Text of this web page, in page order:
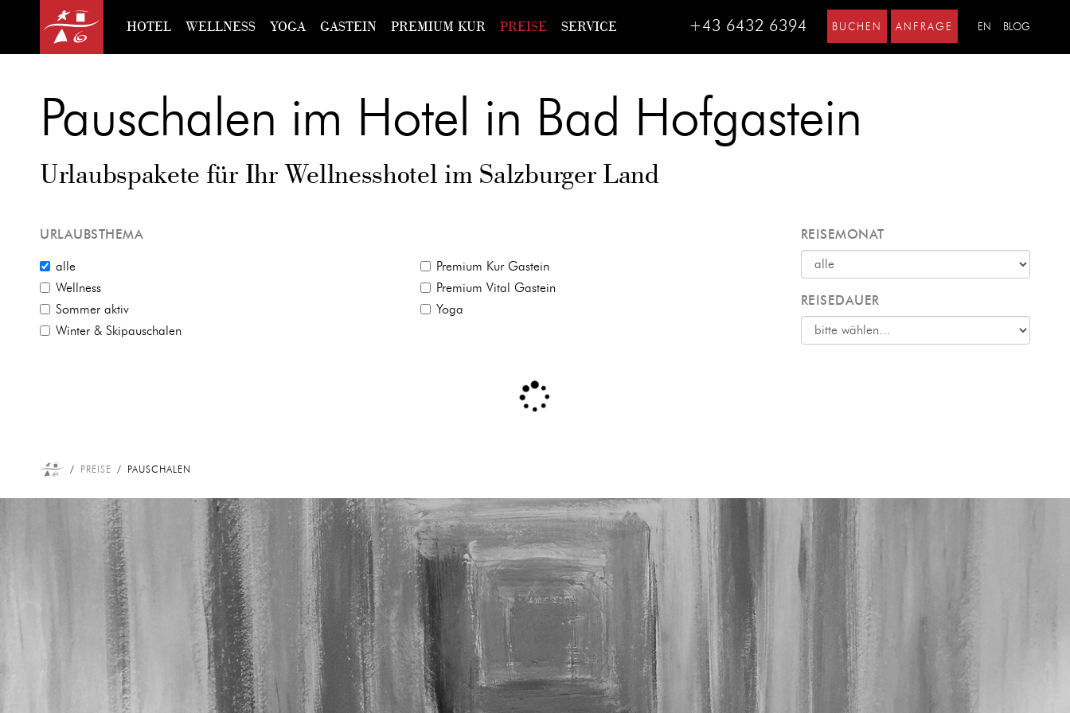
Pauschalen im Hotel in Bad Hofgastein
Urlaubspakete für Ihr Wellnesshotel im Salzburger Land
URLAUBSTHEMA
alle
Wellness
Sommer aktiv
Winter & Skipauschalen
Premium Kur Gastein
Premium Vital Gastein
Yoga
REISEMONAT
REISEDAUER
PREISE PAUSCHALEN
HOTEL WELLNESS YOGA GASTEIN PREMIUM KUR PREISE SERVICE +43 6432 6394 BUCHEN ANFRAGE EN BLOG